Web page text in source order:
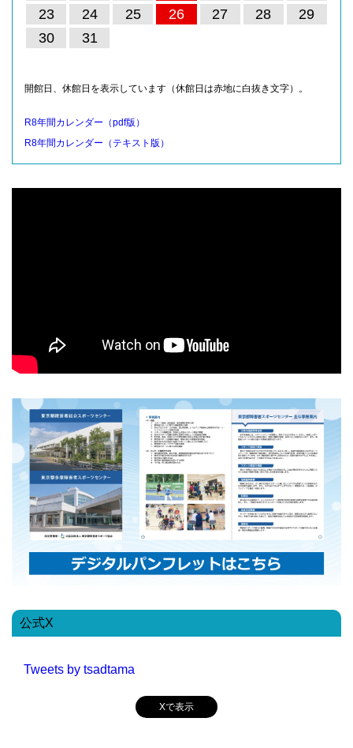
23
24 25 26 27 28
29
30
31
開館日、休館日を表示しています（休館日は赤地に白抜き文字）。
R8年間カレンダー（pdf版）
R8年間カレンダー（テキスト版）
公式X
Tweets by tsadtama
Xで表示